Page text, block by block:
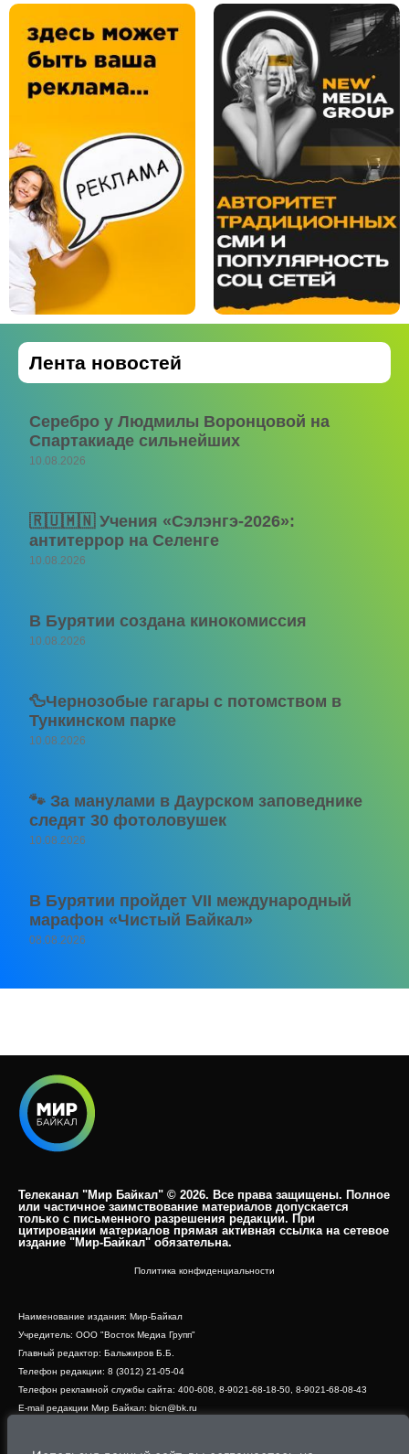
Лента новостей
Серебро у Людмилы Воронцовой на
Спартакиаде сильнейших
10.08.2026
🇷🇺🇲🇳 Учения «Сэлэнгэ-2026»:
антитеррор на Селенге
10.08.2026
В Бурятии создана кинокомиссия
10.08.2026
🦆Чернозобые гагары с потомством в
Тункинском парке
10.08.2026
🐾 За манулами в Даурском заповеднике
следят 30 фотоловушек
10.08.2026
В Бурятии пройдет VII международный
марафон «Чистый Байкал»
08.08.2026
Телеканал "Мир Байкал" © 2026. Все права защищены. Полное
или частичное заимствование материалов допускается
только с письменного разрешения редакции. При
цитировании материалов прямая активная ссылка на сетевое
издание "Мир-Байкал" обязательна.​
Политика конфиденциальности
Наименование издания: Мир-Байкал
Учредитель: ООО "Восток Медиа Групп"
Главный редактор: Бальжиров Б.Б.
Телефон редакции: 8 (3012) 21-05-04
Телефон рекламной службы сайта: 400-608, 8-9021-68-18-50, 8-9021-68-08-43
E-mail редакции Мир Байкал: bicn@bk.ru